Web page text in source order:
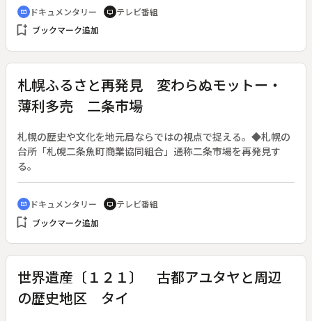
の様子などを通じ、彼らの信仰を探る。
cinematic_blur ドキュメンタリー tv テレビ番組
bookmark_add ブックマーク追加
札幌ふるさと再発見 変わらぬモットー・
薄利多売 二条市場
札幌の歴史や文化を地元局ならではの視点で捉える。◆札幌の
台所「札幌二条魚町商業協同組合」通称二条市場を再発見す
る。
cinematic_blur ドキュメンタリー tv テレビ番組
bookmark_add ブックマーク追加
世界遺産〔１２１〕 古都アユタヤと周辺
の歴史地区 タイ